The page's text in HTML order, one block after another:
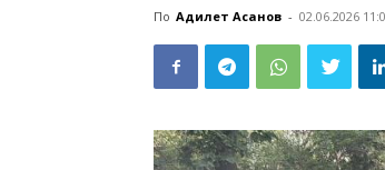
По Адилет Асанов - 02.06.2026